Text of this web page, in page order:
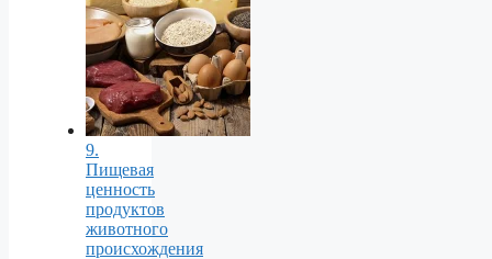
9.
Пищевая
ценность
продуктов
животного
происхождения